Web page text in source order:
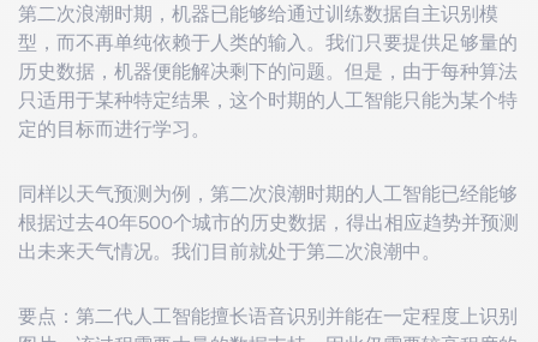
第二次浪潮时期，机器已能够给通过训练数据自主识别模
型，而不再单纯依赖于人类的输入。我们只要提供足够量的
历史数据，机器便能解决剩下的问题。但是，由于每种算法
只适用于某种特定结果，这个时期的人工智能只能为某个特
定的目标而进行学习。
同样以天气预测为例，第二次浪潮时期的人工智能已经能够
根据过去40年500个城市的历史数据，得出相应趋势并预测
出未来天气情况。我们目前就处于第二次浪潮中。
要点：第二代人工智能擅长语音识别并能在一定程度上识别